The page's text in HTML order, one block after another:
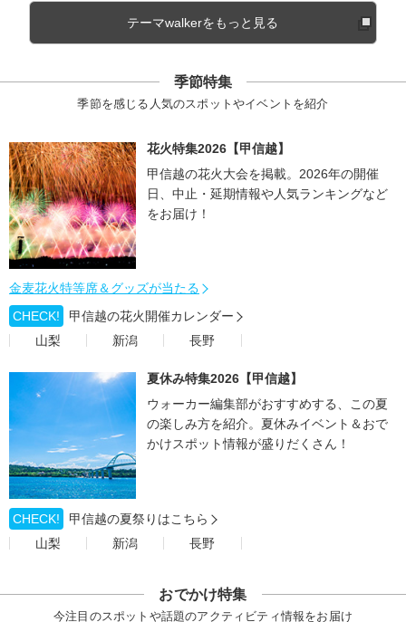
テーマwalkerをもっと見る
季節特集
季節を感じる人気のスポットやイベントを紹介
花火特集2026【甲信越】
甲信越の花火大会を掲載。2026年の開催
日、中止・延期情報や人気ランキングなど
をお届け！
金麦花火特等席＆グッズが当たる
CHECK!
甲信越の花火開催カレンダー
山梨
新潟 長野
夏休み特集2026【甲信越】
ウォーカー編集部がおすすめする、この夏
の楽しみ方を紹介。夏休みイベント＆おで
かけスポット情報が盛りだくさん！
CHECK!
甲信越の夏祭りはこちら
山梨
新潟 長野
おでかけ特集
今注目のスポットや話題のアクティビティ情報をお届け